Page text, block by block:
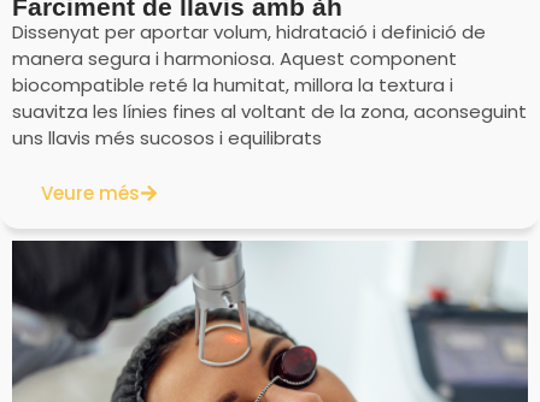
Farciment de llavis amb àh
Dissenyat per aportar volum, hidratació i definició de
manera segura i harmoniosa. Aquest component
biocompatible reté la humitat, millora la textura i
suavitza les línies fines al voltant de la zona, aconseguint
uns llavis més sucosos i equilibrats
Veure més